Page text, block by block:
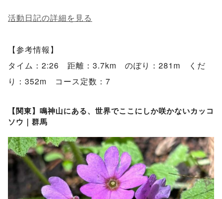
活動日記の詳細を見る
【参考情報】
タイム：2:26 距離：3.7km のぼり：281m くだ
り：352m コース定数：7
【関東】鳴神山にある、世界でここにしか咲かないカッコ
ソウ｜群馬